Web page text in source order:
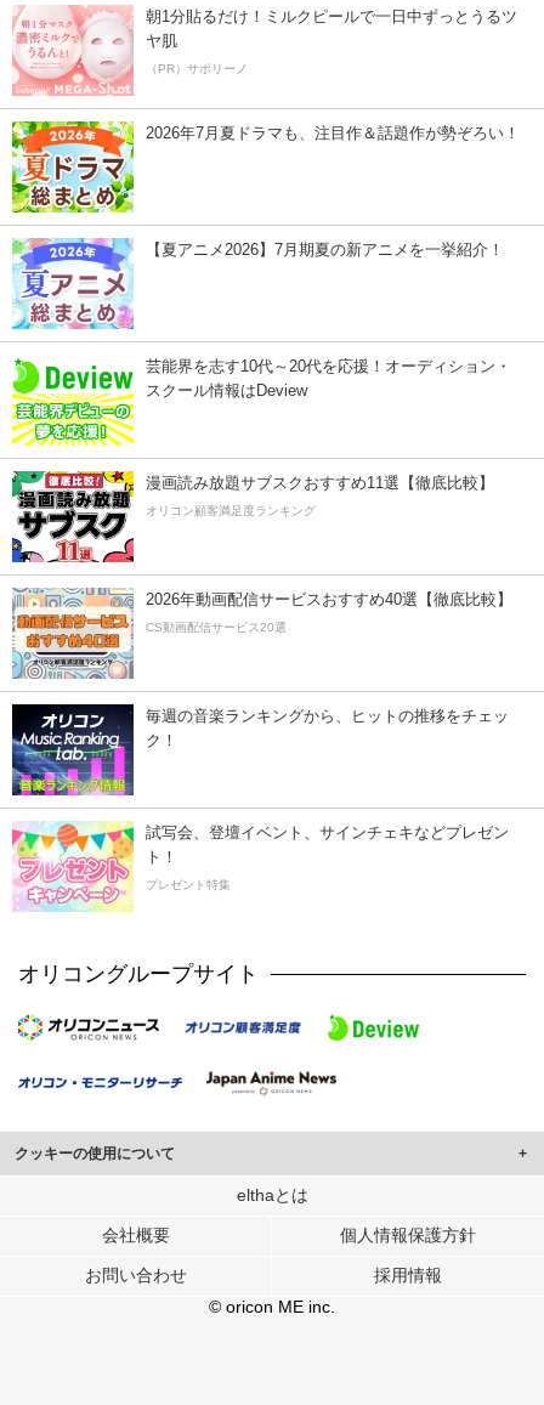
朝1分貼るだけ！ミルクピールで一日中ずっとうるツ
ヤ肌
（PR）サボリーノ
2026年7月夏ドラマも、注目作＆話題作が勢ぞろい！
【夏アニメ2026】7月期夏の新アニメを一挙紹介！
芸能界を志す10代～20代を応援！オーディション・
スクール情報はDeview
漫画読み放題サブスクおすすめ11選【徹底比較】
オリコン顧客満足度ランキング
2026年動画配信サービスおすすめ40選【徹底比較】
CS動画配信サービス20選
毎週の音楽ランキングから、ヒットの推移をチェッ
ク！
試写会、登壇イベント、サインチェキなどプレゼン
ト！
プレゼント特集
オリコングループサイト
クッキーの使用について
このサイトでは Cookie を使用して、ユーザーに合わせたコンテンツや広告の
行っています。
メディアや広告配信、データ解析の各パートナーに提供しています。
ユーザーが各パートナーのサービスを使用したときに収集した他の情報を組み
elthaとは
会社概要 個人情報保護方針
お問い合わせ
採用情報
© oricon ME inc.